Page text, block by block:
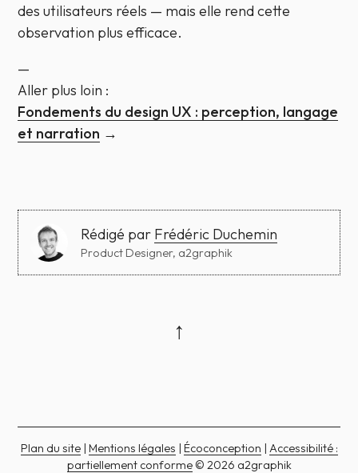
des utilisateurs réels — mais elle rend cette
observation plus efficace.
—
Aller plus loin :
Fondements du design UX : perception, langage
et narration →
Rédigé par Frédéric Duchemin
Product Designer, a2graphik
↑
Plan du site| Mentions légales | Écoconception | Accessibilité :
partiellement conforme© 2026 a2graphik